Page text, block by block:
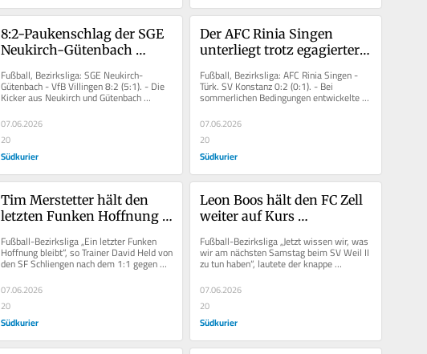
8:2-Paukenschlag der SGE
Neukirch-Gütenbach
Villingen
Fußball, Bezirksliga: SGE Neukirch-
Gütenbach - VfB Villingen 8:2 (5:1). - Die
Kicker aus Neukirch und Gütenbach
07.06.2026
20
Südkurier
Der AFC Rinia Singen
unterliegt trotz egagierter
Konstanz mit 0:2
Fußball, Bezirksliga: AFC Rinia Singen -
Türk. SV Konstanz 0:2 (0:1). - Bei
sommerlichen Bedingungen entwickelte
sich zwischen AFC Rinia Singen und...
07.06.2026
20
Südkurier
Tim Merstetter hält den
letzten Funken Hoffnung
am glimmen
Fußball-Bezirksliga „Ein letzter Funken
Hoffnung bleibt“, so Trainer David Held von
den SF Schliengen nach dem 1:1 gegen
Meister TuS Stetten....
07.06.2026
20
Südkurier
Leon Boos hält den FC Zell
weiter auf Kurs
Fußball-Bezirksliga „Jetzt wissen wir, was
wir am nächsten Samstag beim SV Weil II
zu tun haben“, lautete der knappe
Kommentar von Trainer...
07.06.2026
20
Südkurier